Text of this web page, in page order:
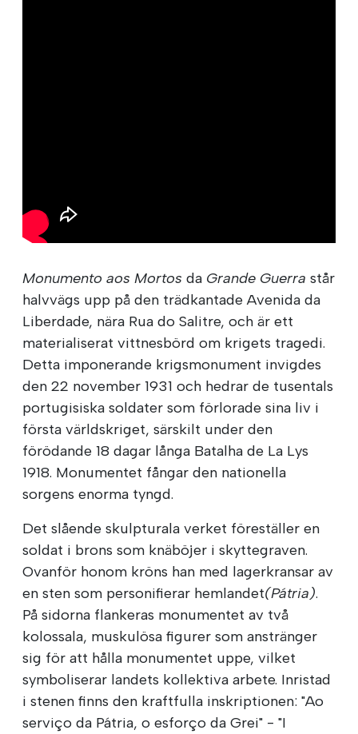
Monumento aos Mortos da Grande Guerra står
halvvägs upp på den trädkantade Avenida da
Liberdade, nära Rua do Salitre, och är ett
materialiserat vittnesbörd om krigets tragedi.
Detta imponerande krigsmonument invigdes
den 22 november 1931 och hedrar de tusentals
portugisiska soldater som förlorade sina liv i
första världskriget, särskilt under den
förödande 18 dagar långa Batalha de La Lys
1918. Monumentet fångar den nationella
sorgens enorma tyngd.
Det slående skulpturala verket föreställer en
soldat i brons som knäböjer i skyttegraven.
Ovanför honom kröns han med lagerkransar av
en sten som personifierar hemlandet(Pátria).
På sidorna flankeras monumentet av två
kolossala, muskulösa figurer som anstränger
sig för att hålla monumentet uppe, vilket
symboliserar landets kollektiva arbete. Inristad
i stenen finns den kraftfulla inskriptionen: "Ao
serviço da Pátria, o esforço da Grei" - "I